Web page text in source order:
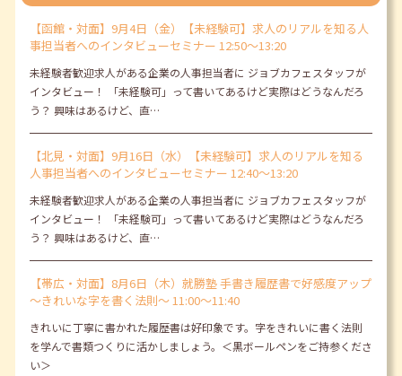
【函館・対面】9月4日（金）【未経験可】求人のリアルを知る人
事担当者へのインタビューセミナー 12:50～13:20
未経験者歓迎求人がある企業の人事担当者に ジョブカフェスタッフが
インタビュー！ 「未経験可」って書いてあるけど実際はどうなんだろ
う？ 興味はあるけど、直…
【北見・対面】9月16日（水）【未経験可】求人のリアルを知る
人事担当者へのインタビューセミナー 12:40～13:20
未経験者歓迎求人がある企業の人事担当者に ジョブカフェスタッフが
インタビュー！ 「未経験可」って書いてあるけど実際はどうなんだろ
う？ 興味はあるけど、直…
【帯広・対面】8月6日（木）就勝塾 手書き履歴書で好感度アップ
～きれいな字を書く法則～ 11:00～11:40
きれいに丁寧に書かれた履歴書は好印象です。字をきれいに書く法則
を学んで書類つくりに活かしましょう。＜黒ボールペンをご持参くださ
い＞